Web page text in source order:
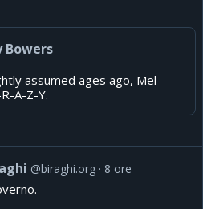
Bowers
assumed ages ago, Mel
A-Z-Y.
@biraghi.org 8 ore